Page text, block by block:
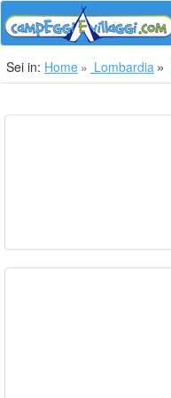
Sei in: Home Lombardia